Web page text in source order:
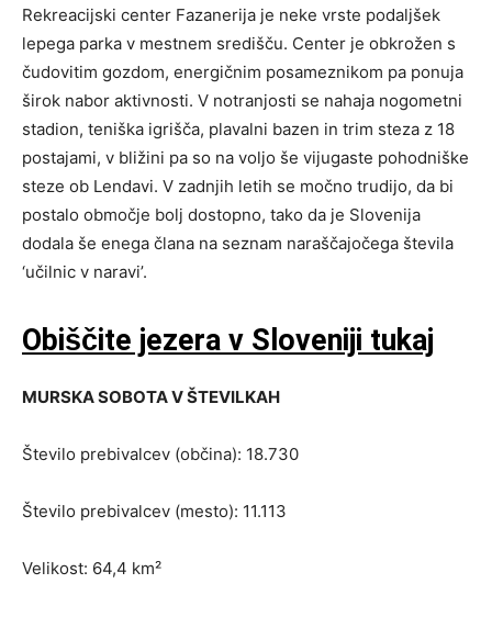
Rekreacijski center Fazanerija je neke vrste podaljšek
lepega parka v mestnem središču. Center je obkrožen s
čudovitim gozdom, energičnim posameznikom pa ponuja
širok nabor aktivnosti. V notranjosti se nahaja nogometni
stadion, teniška igrišča, plavalni bazen in trim steza z 18
postajami, v bližini pa so na voljo še vijugaste pohodniške
steze ob Lendavi. V zadnjih letih se močno trudijo, da bi
postalo območje bolj dostopno, tako da je Slovenija
dodala še enega člana na seznam naraščajočega števila
‘učilnic v naravi’.
Obiščite jezera v Sloveniji tukaj
MURSKA SOBOTA V ŠTEVILKAH
Število prebivalcev (občina): 18.730
Število prebivalcev (mesto): 11.113
Velikost: 64,4 km²